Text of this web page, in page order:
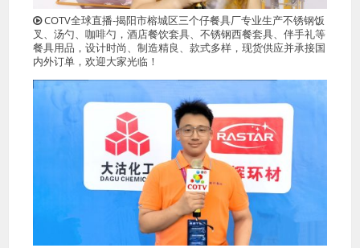
COTV全球直播-揭阳市榕城区三个仔餐具厂专业生产不锈钢饭
叉、汤勺、咖啡勺，酒店餐饮套具、不锈钢西餐套具、伴手礼等
餐具用品，设计时尚、制造精良、款式多样，现货供应并承接国
内外订单，欢迎大家光临！